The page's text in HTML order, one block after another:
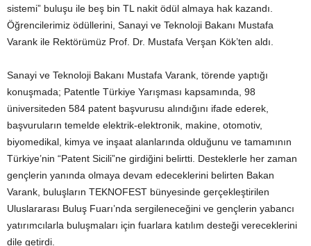
sistemi” buluşu ile beş bin TL nakit ödül almaya hak kazandı.
Öğrencilerimiz ödüllerini, Sanayi ve Teknoloji Bakanı Mustafa
Varank ile Rektörümüz Prof. Dr. Mustafa Verşan Kök’ten aldı.
Sanayi ve Teknoloji Bakanı Mustafa Varank, törende yaptığı
konuşmada; Patentle Türkiye Yarışması kapsamında, 98
üniversiteden 584 patent başvurusu alındığını ifade ederek,
başvuruların temelde elektrik-elektronik, makine, otomotiv,
biyomedikal, kimya ve inşaat alanlarında olduğunu ve tamamının
Türkiye’nin “Patent Sicili”ne girdiğini belirtti. Desteklerle her zaman
gençlerin yanında olmaya devam edeceklerini belirten Bakan
Varank, buluşların TEKNOFEST bünyesinde gerçekleştirilen
Uluslararası Buluş Fuarı’nda sergileneceğini ve gençlerin yabancı
yatırımcılarla buluşmaları için fuarlara katılım desteği vereceklerini
dile getirdi.